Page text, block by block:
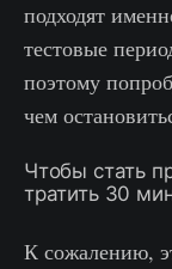
подходят
тестовые
поэтому
чем
Чтобы стать
тратить 30
К сожалению,